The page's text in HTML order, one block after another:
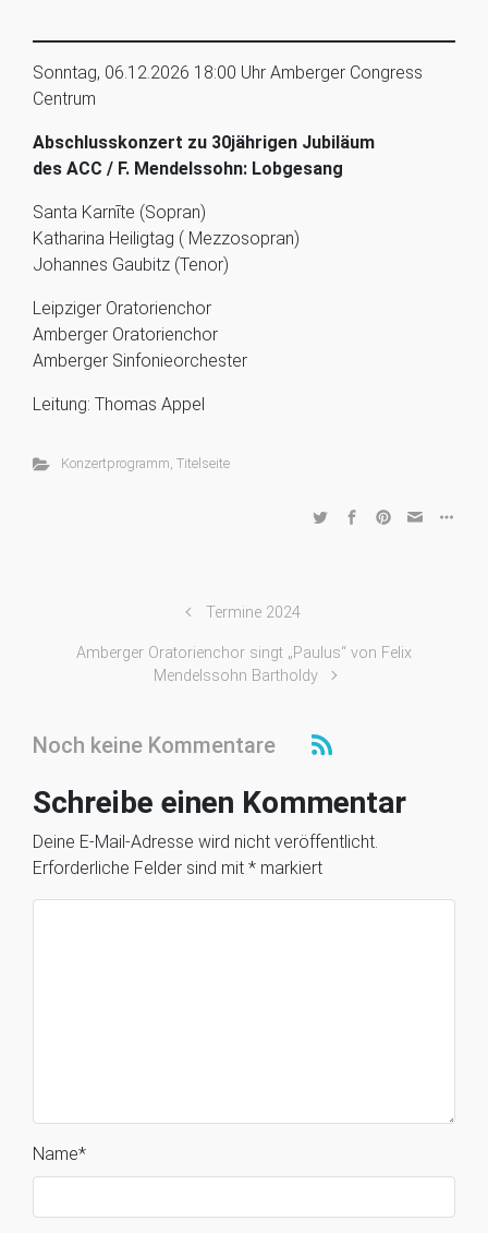
Sonntag, 06.12.2026 18:00 Uhr Amberger Congress
Centrum
Abschlusskonzert zu 30jährigen Jubiläum
des ACC / F. Mendelssohn: Lobgesang
Santa Karnīte (Sopran)
Katharina Heiligtag ( Mezzosopran)
Johannes Gaubitz (Tenor)
Leipziger Oratorienchor
Amberger Oratorienchor
Amberger Sinfonieorchester
Leitung: Thomas Appel
Konzertprogramm, Titelseite
Termine 2024
Amberger Oratorienchor singt „Paulus“ von Felix
Mendelssohn Bartholdy
Noch keine Kommentare
Schreibe einen Kommentar
Deine E-Mail-Adresse wird nicht veröffentlicht.
Erforderliche Felder sind mit * markiert
Name*